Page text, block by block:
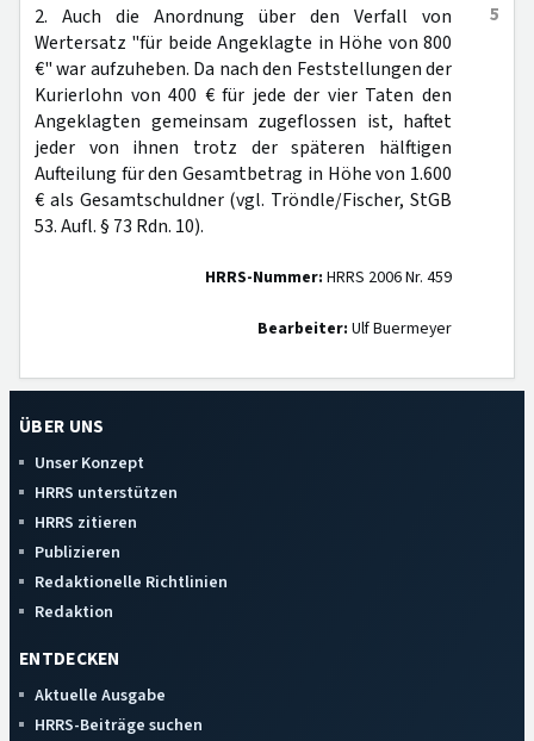
5
2. Auch die Anordnung über den Verfall von
Wertersatz "für beide Angeklagte in Höhe von 800
€" war aufzuheben. Da nach den Feststellungen der
Kurierlohn von 400 € für jede der vier Taten den
Angeklagten gemeinsam zugeflossen ist, haftet
jeder von ihnen trotz der späteren hälftigen
Aufteilung für den Gesamtbetrag in Höhe von 1.600
€ als Gesamtschuldner (vgl. Tröndle/Fischer, StGB
53. Aufl. § 73 Rdn. 10).
HRRS-Nummer: HRRS 2006 Nr. 459
Bearbeiter: Ulf Buermeyer
ÜBER UNS
Unser Konzept
HRRS unterstützen
HRRS zitieren
Publizieren
Redaktionelle Richtlinien
Redaktion
ENTDECKEN
Aktuelle Ausgabe
HRRS-Beiträge suchen